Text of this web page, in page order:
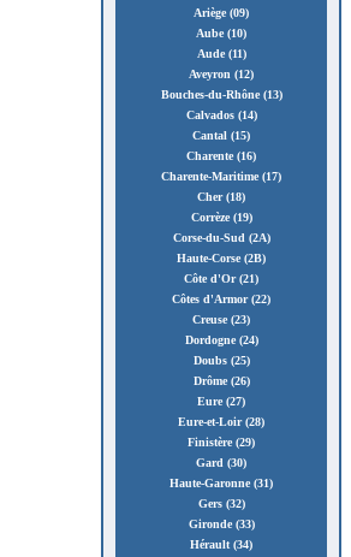
Ariège (09)
Aube (10)
Aude (11)
Aveyron (12)
Bouches-du-Rhône (13)
Calvados (14)
Cantal (15)
Charente (16)
Charente-Maritime (17)
Cher (18)
Corrèze (19)
Corse-du-Sud (2A)
Haute-Corse (2B)
Côte d'Or (21)
Côtes d'Armor (22)
Creuse (23)
Dordogne (24)
Doubs (25)
Drôme (26)
Eure (27)
Eure-et-Loir (28)
Finistère (29)
Gard (30)
Haute-Garonne (31)
Gers (32)
Gironde (33)
Hérault (34)